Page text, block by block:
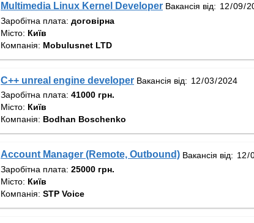
Multimedia Linux Kernel Developer Вакансія від:
Заробітна плата: договірна
Місто: Київ
Компанія: Mobulusnet LTD
C++ unreal engine developer Вакансія від:
Заробітна плата: 41000 грн.
Місто: Київ
Компанія: Bodhan Boschenko
Account Manager (Remote, Outbound) Вакансія від:
Заробітна плата: 25000 грн.
Місто: Київ
Компанія: STP Voice